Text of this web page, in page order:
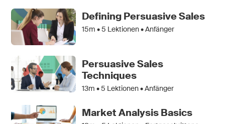
Defining Persuasive Sales
15m •5 Lektionen • Anfänger
Persuasive Sales
Techniques
13m •5 Lektionen • Anfänger
Market Analysis Basics